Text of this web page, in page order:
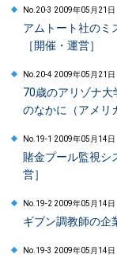
No.20-3 2009年05月21日
アムトート社のミ
［開催・運営］
No.20-4 2009年05月21日
70歳のアリゾナ大
のなかに（アメリ
No.19-1 2009年05月14日
賭金プール監視シ
営］
No.19-2 2009年05月14日
ギブン調教師の企
No.19-3 2009年05月14日